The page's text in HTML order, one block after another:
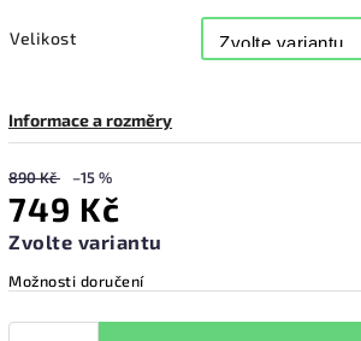
Velikost
Informace a rozměry
890 Kč –15 %
749 Kč
Zvolte variantu
Možnosti doručení